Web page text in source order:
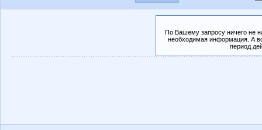
По Вашему запросу ничего не
необходимая информация. А
период